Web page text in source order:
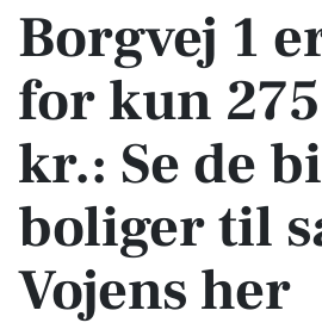
Borgvej 1
for kun
kr.: Se de
boliger til
Vojens her